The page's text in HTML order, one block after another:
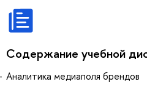
Содержание учебной
Аналитика медиаполя брендов